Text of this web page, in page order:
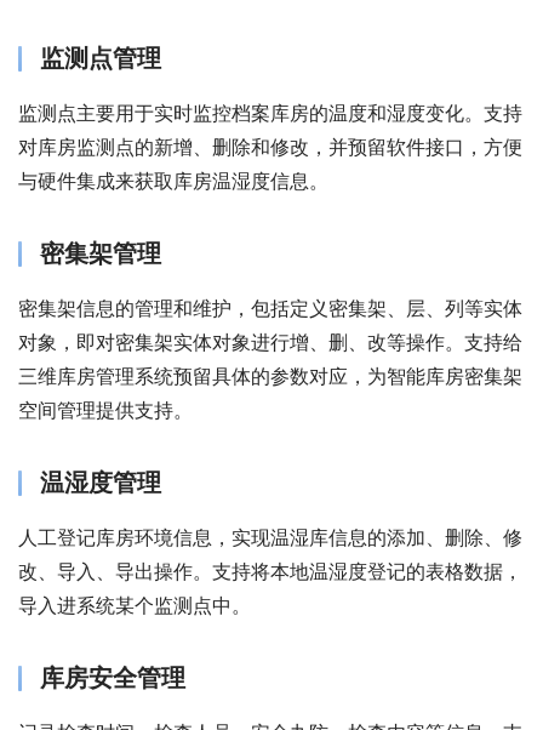
监测点管理
监测点主要用于实时监控档案库房的温度和湿度变化。支持
对库房监测点的新增、删除和修改，并预留软件接口，方便
与硬件集成来获取库房温湿度信息。
密集架管理
密集架信息的管理和维护，包括定义密集架、层、列等实体
对象，即对密集架实体对象进行增、删、改等操作。支持给
三维库房管理系统预留具体的参数对应，为智能库房密集架
空间管理提供支持。
温湿度管理
人工登记库房环境信息，实现温湿库信息的添加、删除、修
改、导入、导出操作。支持将本地温湿度登记的表格数据，
导入进系统某个监测点中。
库房安全管理